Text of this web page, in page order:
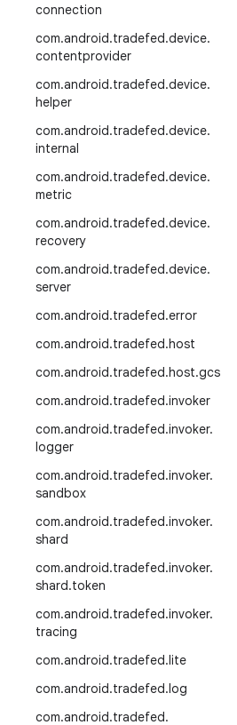
connection
com.android.tradefed.device.
contentprovider
com.android.tradefed.device.
helper
com.android.tradefed.device.
internal
com.android.tradefed.device.
metric
com.android.tradefed.device.
recovery
com.android.tradefed.device.
server
com.android.tradefed.error
com.android.tradefed.host
com.android.tradefed.host.gcs
com.android.tradefed.invoker
com.android.tradefed.invoker.
logger
com.android.tradefed.invoker.
sandbox
com.android.tradefed.invoker.
shard
com.android.tradefed.invoker.
shard.token
com.android.tradefed.invoker.
tracing
com.android.tradefed.lite
com.android.tradefed.log
com.android.tradefed.